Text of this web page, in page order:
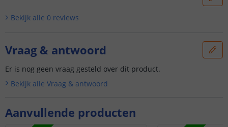
Aanvullende producten
Bekijk alle 0 reviews
Vraag & antwoord
Er is nog geen vraag gesteld over dit product.
Bekijk alle Vraag & antwoord